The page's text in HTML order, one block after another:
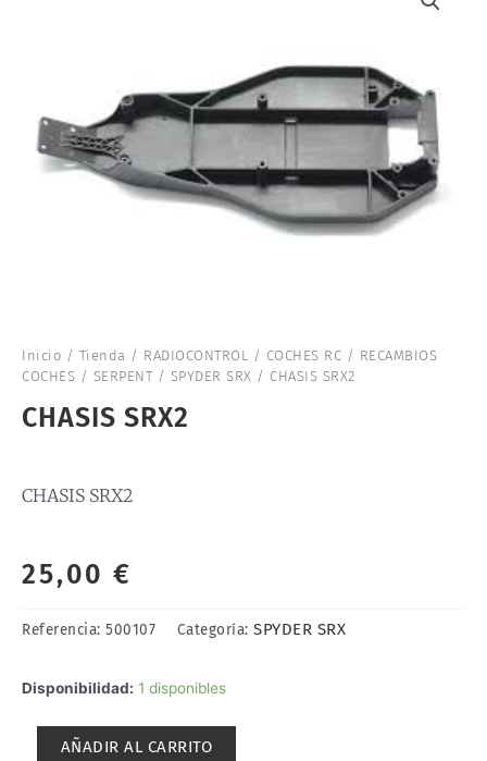
Inicio / Tienda / RADIOCONTROL / COCHES RC / RECAMBIOS
COCHES / SERPENT/ SPYDER SRX / CHASIS SRX2
CHASIS SRX2
CHASIS SRX2
25,00 €
Referencia: 500107 Categoría: SPYDER SRX
Disponibilidad: 1 disponibles
CHASIS
cantidad
AÑADIR AL CARRITO